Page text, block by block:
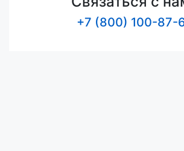
+7 (800) 100-87-